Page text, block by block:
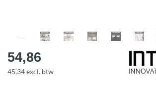
54,86
45,34 excl. btw